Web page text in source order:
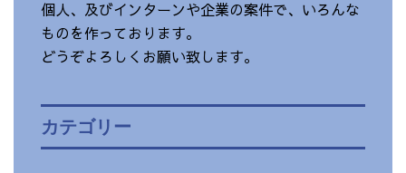
個人、及びインターンや企業の案件で、いろんな
ものを作っております。
どうぞよろしくお願い致します。
カテゴリー